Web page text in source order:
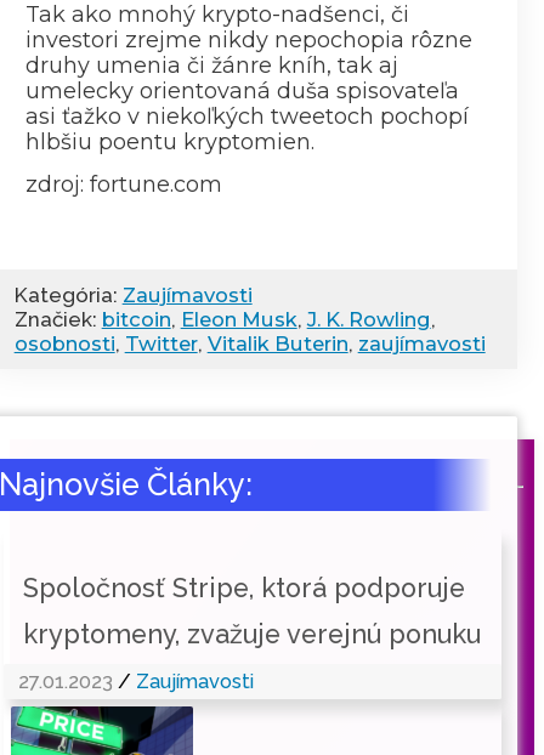
Tak ako mnohý krypto-nadšenci, či
investori zrejme nikdy nepochopia rôzne
druhy umenia či žánre kníh, tak aj
umelecky orientovaná duša spisovateľa
asi ťažko v niekoľkých tweetoch pochopí
hlbšiu poentu kryptomien.
zdroj: fortune.com
Kategória: Zaujímavosti
Značiek: bitcoin, Eleon Musk,J. K. Rowling,
osobnosti, Twitter, Vitalik Buterin, zaujímavosti
Články:
Spoločnosť Stripe, ktorá podporuje
kryptomeny, zvažuje verejnú ponuku
27.01.2023 / Zaujímavosti